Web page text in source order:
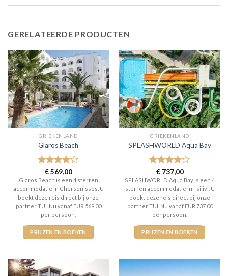
GERELATEERDE PRODUCTEN
GRIEKENLAND
Glaros Beach
Gewaardeerd
4uit 5
€569,00
Glaros Beach is een 4 sterren
accommodatie in Chersonissos. U
boekt deze reis direct bij onze
partner TUI. Nu vanaf EUR 569.00
per persoon.
PRIJZEN EN BOEKEN
GRIEKENLAND
SPLASHWORLD Aqua Bay
Gewaardeerd
4uit 5
€737,00
SPLASHWORLD Aqua Bay is een 4
sterren accommodatie in Tsilivi. U
boekt deze reis direct bij onze
partner TUI. Nu vanaf EUR 737.00
per persoon.
PRIJZEN EN BOEKEN